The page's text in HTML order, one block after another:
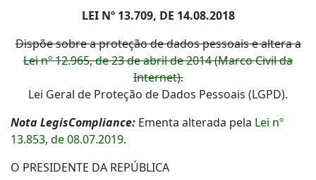
LEI Nº 13.709, DE 14.08.2018
Dispõe sobre a proteção de dados pessoais e altera a
Lei nº 12.965, de 23 de abril de 2014 (Marco Civil da
Internet).
Lei Geral de Proteção de Dados Pessoais (LGPD).
Nota LegisCompliance: Ementa alterada pela Lei nº
13.853, de 08.07.2019.
O PRESIDENTE DA REPÚBLICA